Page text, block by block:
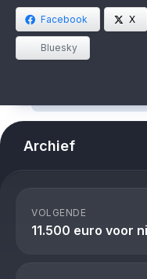
Facebook X
Bluesky
Archief
VOLGENDE
11.500 euro voor